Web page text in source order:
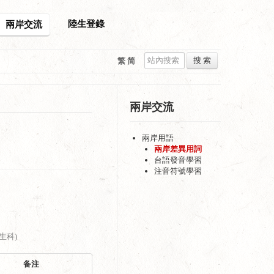
兩岸交流 陸生登錄
搜 索
繁 简
科)
备注
兩岸交流
兩岸用語
兩岸差異用詞
台語發音學習
注音符號學習